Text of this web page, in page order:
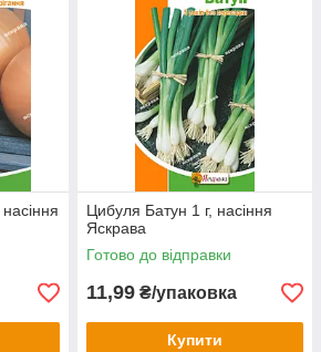
Цибуля Батун 1 г, насіння
Яскрава
Готово до відправки
11,99 ₴/упаковка
Купити